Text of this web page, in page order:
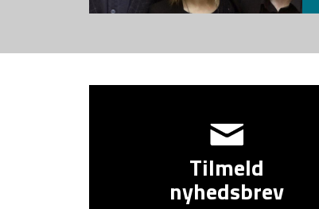
Tilmeld
nyhedsbrev